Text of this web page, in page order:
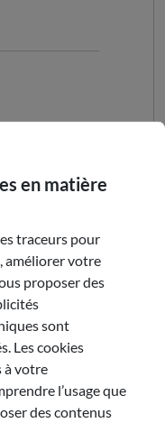
édition
Prix du CESER
en matière
traceurs pour
améliorer votre
proposer des
sont
Les cookies
à votre
l’usage que
des contenus